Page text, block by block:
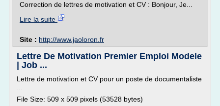
Correction de lettres de motivation et CV : Bonjour, Je...
Lire la suite
Site : http://www.jaoloron.fr
Lettre De Motivation Premier Emploi Modele
| Job ...
Lettre de motivation et CV pour un poste de documentaliste
File Size: 509 x 509 pixels (53528 bytes)